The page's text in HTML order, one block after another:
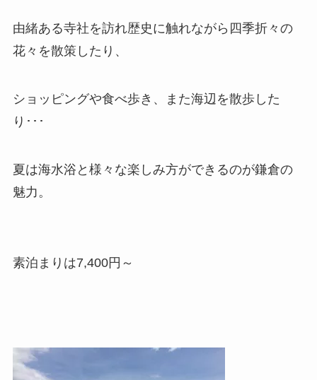
由緒ある寺社を訪れ歴史に触れながら四季折々の
花々を散策したり、
ショッピングや食べ歩き、また海辺を散歩した
り･･･
夏は海水浴と様々な楽しみ方ができるのが鎌倉の
魅力。
素泊まりは7,400円～